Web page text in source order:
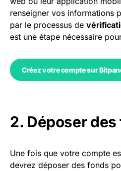
renseigner vos informations
par le processus de
est une étape nécessaire
Créez votre compte sur
2. Déposer
Une fois que votre compte
devrez déposer des fonds